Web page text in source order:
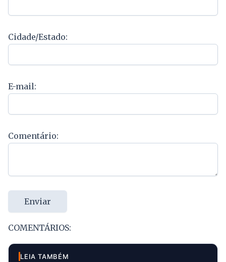
Cidade/Estado:
E-mail:
Comentário:
Enviar
COMENTÁRIOS:
LEIA TAMBÉM